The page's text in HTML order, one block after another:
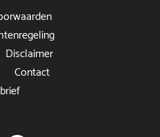
Disclaimer
Contact